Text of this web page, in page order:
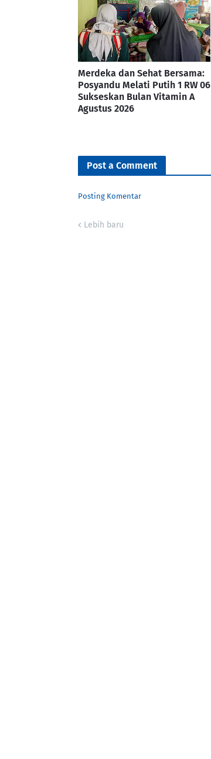
Merdeka dan Sehat Bersama:
Posyandu Melati Putih 1 RW 06
Sukseskan Bulan Vitamin A
Agustus 2026
Post a Comment
Posting Komentar
Lebih baru